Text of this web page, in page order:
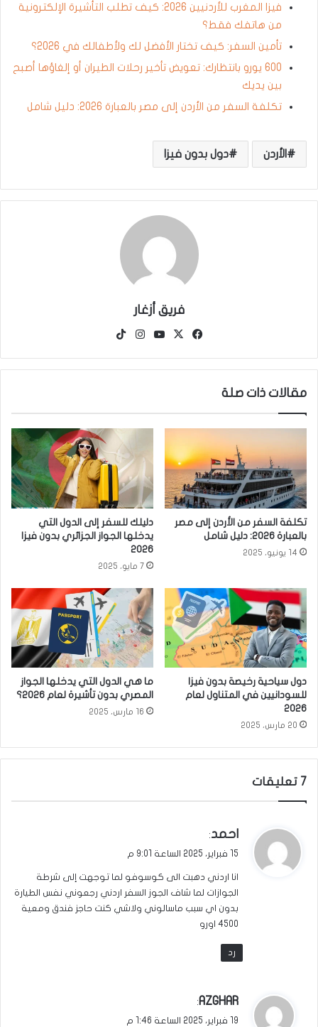
فيزا المغرب للأردنيين 2026: كيف تطلب التأشيرة الإلكترونية
من هاتفك فقط؟
تأمين السفر: كيف تختار الأفضل لك ولأطفالك في 2026؟
600 يورو بانتظارك: تعويض تأخير رحلات الطيران أو إلغاؤها أصبح
بين يديك
تكلفة السفر من الأردن إلى مصر بالعبارة 2026: دليل شامل
الأردن دول بدون فيزا
فريق أزغار
فيسبوك
‫X
‫YouTubeانستقرام
مقالات ذات صلة
تكلفة السفر من الأردن إلى مصر
بالعبارة 2026: دليل شامل
14 يونيو، 2025
دليلك للسفر إلى الدول التي
يدخلها الجواز الجزائري بدون فيزا
2026
7 مايو، 2025
دول سياحية رخيصة بدون فيزا
للسودانيين في المتناول لعام
2026
20 مارس، 2025
ما هي الدول التي يدخلها الجواز
المصري بدون تأشيرة لعام 2026؟
16 مارس، 2025
‫7 تعليقات
ي
ق
ل
احمد:
15 فبراير، 2025 الساعة 9:01 م
انا اردني دهبت الى كوسوفو لما توجهت إلى شرطة
الجوازات لما شاف الجوز السفر اردني رجعوني نفس الطيارة
بدون اي سبب ماسالوني ولاشي كنت حاجز فندق ومعية
4500 اورو
رد
ي
ق
AZGHAR
:
19 فبراير، 2025 الساعة 1:46 م